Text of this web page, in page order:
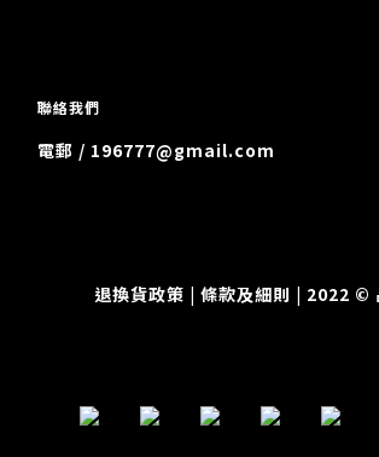
聯絡我們
電郵 / 196777@gmail.com
退換貨政策 | 條款及細則 | 2022 ©